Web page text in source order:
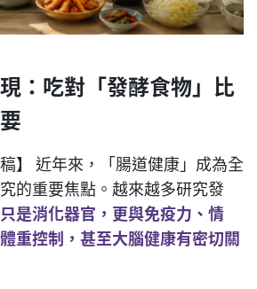
：吃對「發酵食物」比
】 近年來，「腸道健康」成為全
的重要焦點。越來越多研究發
是消化器官，更與免疫力、情
重控制，甚至大腦健康有密切關